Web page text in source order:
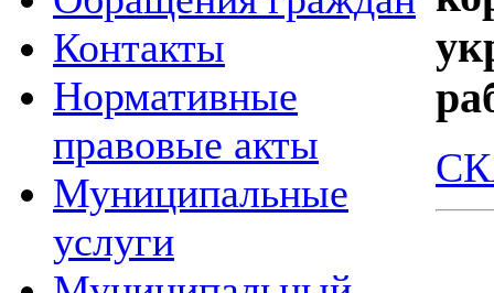
Контакты
Нормативные
правовые акты
Муниципальные
услуги